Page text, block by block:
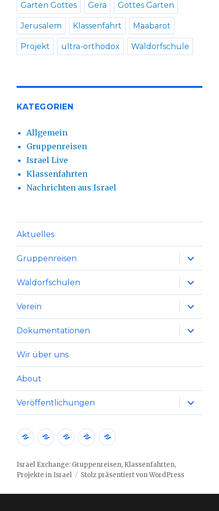
Garten Gottes Gera Gottes Garten
Jerusalem Klassenfahrt Maabarot
Projekt ultra-orthodox Waldorfschule
KATEGORIEN
Allgemein
Gruppenreisen
Israel Live
Klassenfahrten
Nachrichten aus Israel
Aktuelles
Gruppenreisen
Waldorfschulen
Verein
Dokumentationen
Wir über uns
About
Veröffentlichungen
Nachrichten
Israel
AllgemeinGruppenreisen
Klassenfahrten
Israel
Israel Exchange: Gruppenreisen, Klassenfahrten,
Projekte in Israel
Stolz präsentiert von WordPress